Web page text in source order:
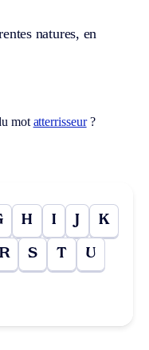
natures, en
mot atterrisseur?
H I J K
R S T U